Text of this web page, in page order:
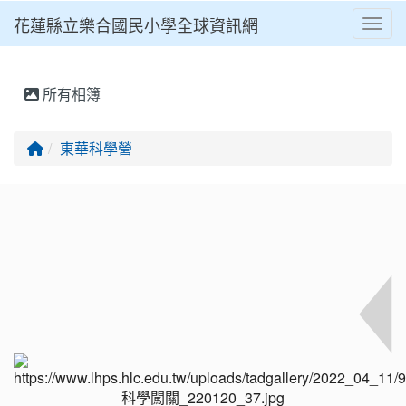
⏸
花蓮縣立樂合國民小學全球資訊網
所有相簿
回首頁
東華科學營